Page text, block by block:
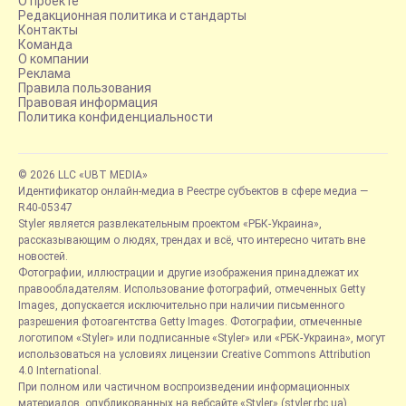
Редакционная политика и стандарты
Контакты
Команда
О компании
Реклама
Правила пользования
Правовая информация
Политика конфиденциальности
© 2026 LLC «UBT MEDIA»
Идентификатор онлайн-медиа в Реестре субъектов в сфере медиа —
R40-05347
Styler является развлекательным проектом «РБК-Украина»,
рассказывающим о людях, трендах и всё, что интересно читать вне
новостей.
Фотографии, иллюстрации и другие изображения принадлежат их
правообладателям. Использование фотографий, отмеченных Getty
Images, допускается исключительно при наличии письменного
разрешения фотоагентства Getty Images. Фотографии, отмеченные
логотипом «Styler» или подписанные «Styler» или «РБК-Украина», могут
использоваться на условиях лицензии Creative Commons Attribution
4.0 International.
При полном или частичном воспроизведении информационных
материалов, опубликованных на вебсайте «Styler» (styler.rbc.ua),